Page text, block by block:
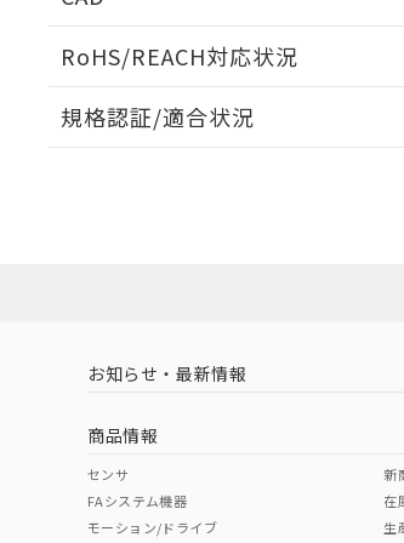
l: 0mm以上、φd: 30mm以上、D: 0mm以
RoHS/REACH対応状況
EU RoHS 注意事項・凡例
中国 RoHS 注意事項・凡例
中国 RoHS表
Pb Hg
規格認証/適合状況
（イギリス
（ノルウェー
お知らせ・最新情報
商品情報
センサ
FAシステム機器
モーション/ドライブ
新
在
生